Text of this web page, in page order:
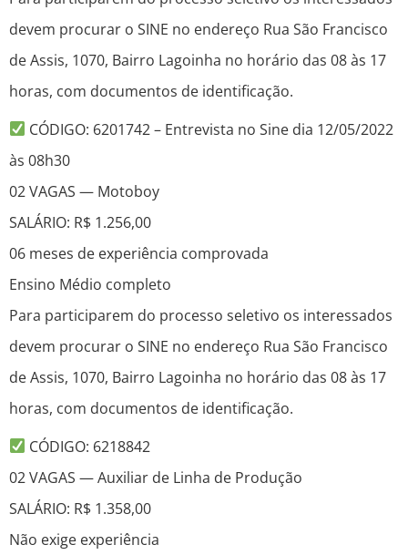
devem procurar o SINE no endereço Rua São Francisco
de Assis, 1070, Bairro Lagoinha no horário das 08 às 17
horas, com documentos de identificação.
CÓDIGO: 6201742 – Entrevista no Sine dia 12/05/2022
às 08h30
02 VAGAS — Motoboy
SALÁRIO: R$ 1.256,00
06 meses de experiência comprovada
Ensino Médio completo
Para participarem do processo seletivo os interessados
devem procurar o SINE no endereço Rua São Francisco
de Assis, 1070, Bairro Lagoinha no horário das 08 às 17
horas, com documentos de identificação.
CÓDIGO: 6218842
02 VAGAS — Auxiliar de Linha de Produção
SALÁRIO: R$ 1.358,00
Não exige experiência